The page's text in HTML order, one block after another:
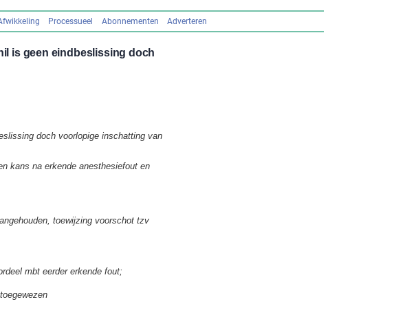
Processueel Abonnementen Adverteren
is geen eindbeslissing doch
doch voorlopige inschatting van
kans na erkende anesthesiefout en
toewijzing voorschot tzv
mbt eerder erkende fout;